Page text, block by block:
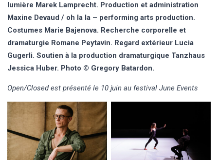
lumière Marek Lamprecht. Production et administration
Maxine Devaud / oh la la – performing arts production.
Costumes Marie Bajenova. Recherche corporelle et
dramaturgie Romane Peytavin. Regard extérieur Lucia
Gugerli. Soutien à la production dramaturgique Tanzhaus
Jessica Huber. Photo © Gregory Batardon.
Open/Closed est présenté le 10 juin au festival June Events